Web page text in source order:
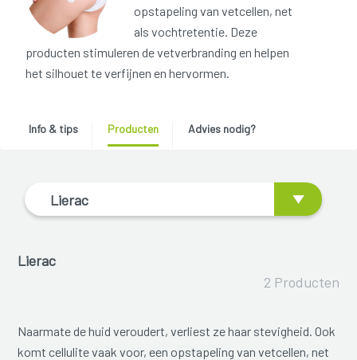
opstapeling van vetcellen, net
als vochtretentie. Deze
producten stimuleren de vetverbranding en helpen
het silhouet te verfijnen en hervormen.
Info & tips Producten Advies nodig?
Lierac
Lierac
2 Producten
Naarmate de huid veroudert, verliest ze haar stevigheid. Ook
komt cellulite vaak voor, een opstapeling van vetcellen, net